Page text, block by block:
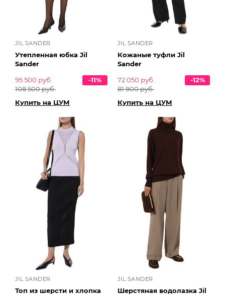
JIL SANDER
Утепленная юбка Jil
Sander
95 500 руб.
108 500 руб.
-11%
Купить на ЦУМ
JIL SANDER
Кожаные туфли Jil
Sander
72 050 руб.
81 900 руб.
-12%
Купить на ЦУМ
JIL SANDER
Топ из шерсти и хлопка
JIL SANDER
Шерстяная водолазка Jil